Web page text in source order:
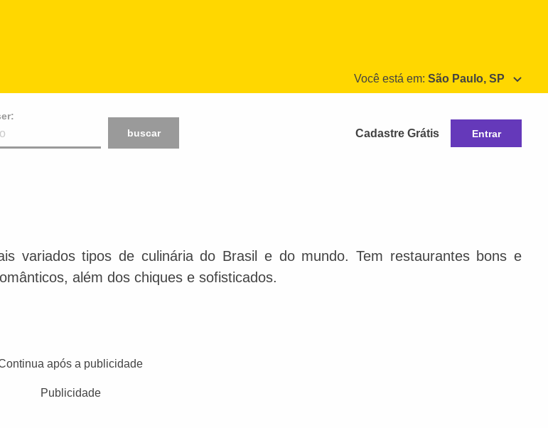
Você está em: São Paulo, SP
buscar
Cadastre Grátis Entrar
variados tipos de culinária do Brasil e do mundo. Tem restaurantes bons e
além dos chiques e sofisticados.
após a publicidade
Publicidade